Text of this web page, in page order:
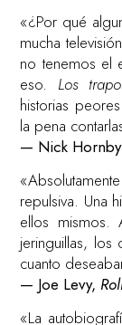
«¿Por qué
mucha
no tenemos el
eso. Los
historias
la pena
— Nick Hornby
repulsiva. Una
ellos mismos.
jeringuillas,
cuanto
— Joe Levy,
«La